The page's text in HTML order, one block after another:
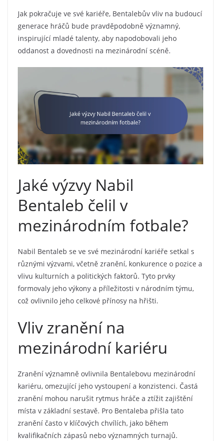
Jak pokračuje ve své kariéře, Bentalebův vliv na budoucí
generace hráčů bude pravděpodobně významný,
inspirující mladé talenty, aby napodobovali jeho
oddanost a dovednosti na mezinárodní scéně.
Jaké výzvy Nabil
Bentaleb čelil v
mezinárodním fotbale?
Nabil Bentaleb se ve své mezinárodní kariéře setkal s
různými výzvami, včetně zranění, konkurence o pozice a
vlivu kulturních a politických faktorů. Tyto prvky
formovaly jeho výkony a příležitosti v národním týmu,
což ovlivnilo jeho celkové přínosy na hřišti.
Vliv zranění na
mezinárodní kariéru
Zranění významně ovlivnila Bentalebovu mezinárodní
kariéru, omezující jeho vystoupení a konzistenci. Častá
zranění mohou narušit rytmus hráče a ztížit zajištění
místa v základní sestavě. Pro Bentaleba přišla tato
zranění často v klíčových chvílích, jako během
kvalifikačních zápasů nebo významných turnajů.